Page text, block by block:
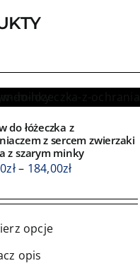
do łóżeczka z
z sercem zwierzaki
z szarym minky
zł– 184,00złZakres
od
opcje
opis